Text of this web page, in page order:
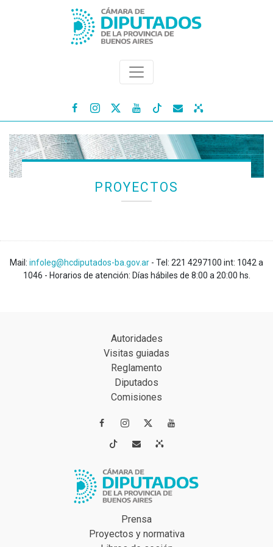
   
PROYECTOS
Mail: infoleg@hcdiputados-ba.gov.ar - Tel: 221 4297100 int: 1042 a
1046 - Horarios de atención: Días hábiles de 8:00 a 20:00 hs.
Autoridades
Visitas guiadas
Reglamento
Diputados
Comisiones
 
 
Prensa
Proyectos y normativa